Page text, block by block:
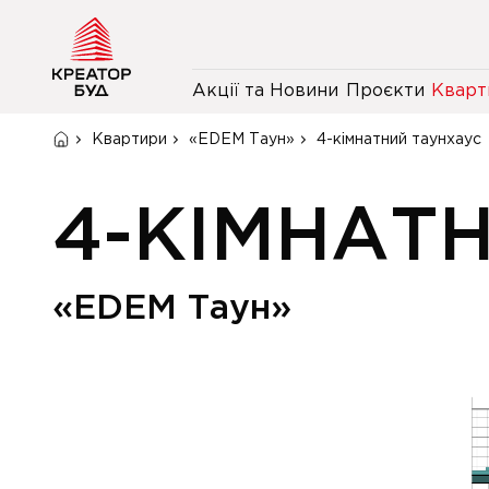
Акції та Новини Проєкти
Квартири «EDEM Таун» 4-кімнатний таунхаус
4-
«EDEM Таун»